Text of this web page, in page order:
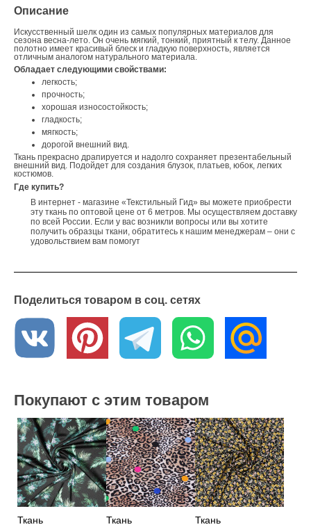
Описание
Искусственный шелк один из самых популярных материалов для
сезона весна-лето. Он очень мягкий, тонкий, приятный к телу. Данное
полотно имеет красивый блеск и гладкую поверхность, является
отличным аналогом натурального материала.
Обладает следующими свойствами:
легкость;
прочность;
хорошая износостойкость;
гладкость;
мягкость;
дорогой внешний вид.
Ткань прекрасно драпируется и надолго сохраняет презентабельный
внешний вид. Подойдет для создания блузок, платьев, юбок, легких
костюмов.
Где купить?
В интернет - магазине «Текстильный Гид» вы можете приобрести
эту ткань по оптовой цене от 6 метров. Мы осуществляем доставку
по всей России. Если у вас возникли вопросы или вы хотите
получить образцы ткани, обратитесь к нашим менеджерам – они с
удовольствием вам помогут
Поделиться товаром в соц. сетях
Покупают с этим товаром
Ткань
Ткань
Ткань